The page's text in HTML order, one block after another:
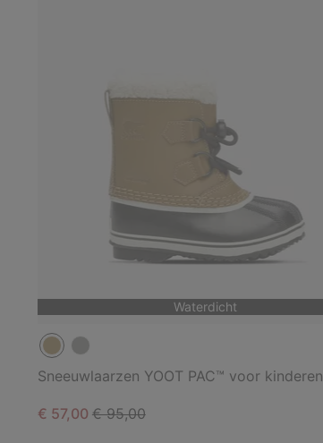
Waterdicht
Sneeuwlaarzen YOOT PAC™ voor kinderen
Sale price:
€ 57,00 Regular price:
€ 95,00